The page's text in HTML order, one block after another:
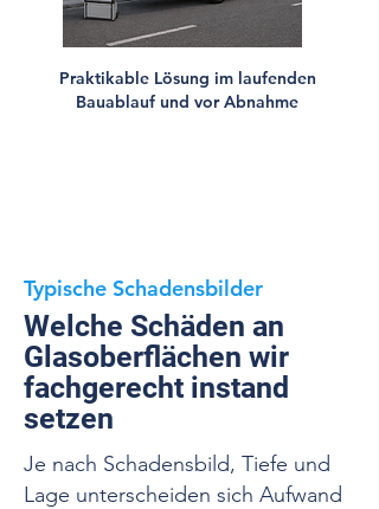
Praktikable Lösung im laufenden
Bauablauf und vor Abnahme
Typische Schadensbilder
Welche Schäden an
Glasoberflächen wir
fachgerecht instand
setzen
Je nach Schadensbild, Tiefe und
Lage unterscheiden sich Aufwand